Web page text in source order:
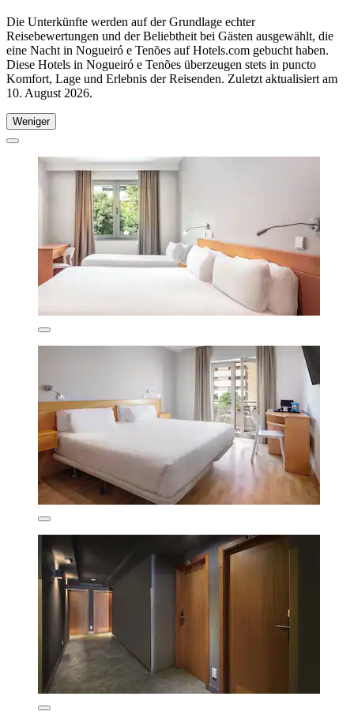
Die Unterkünfte werden auf der Grundlage echter
Reisebewertungen und der Beliebtheit bei Gästen ausgewählt, die
eine Nacht in Nogueiró e Tenões auf Hotels.com gebucht haben.
Diese Hotels in Nogueiró e Tenões überzeugen stets in puncto
Komfort, Lage und Erlebnis der Reisenden. Zuletzt aktualisiert am
10. August 2026.
Weniger